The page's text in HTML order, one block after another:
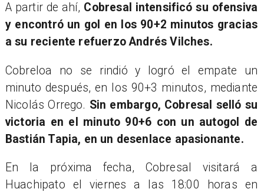
A partir de ahí, Cobresal intensificó su ofensiva
y encontró un gol en los 90+2 minutos gracias
a su reciente refuerzo Andrés Vilches.
Cobreloa no se rindió y logró el empate un
minuto después, en los 90+3 minutos, mediante
Nicolás Orrego. Sin embargo, Cobresal selló su
victoria en el minuto 90+6 con un autogol de
Bastián Tapia, en un desenlace apasionante.
En la próxima fecha, Cobresal visitará a
Huachipato el viernes a las 18:00 horas en